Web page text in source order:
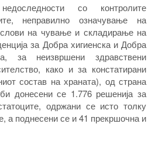
со контролите
неправилно означување на
на чување и складирање на
за Добра хигиенска и Добра
за неизвршени здравствени
како и за констатирани
состав на храната), од страна
донесени се 1.776 решенија за
одржани се исто толку
а поднесени се и 41 прекршочна и